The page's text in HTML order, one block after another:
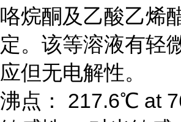
咯烷酮及乙酸乙烯
定。该等溶液有轻
应但无电解性。
沸点： 217.6℃ at